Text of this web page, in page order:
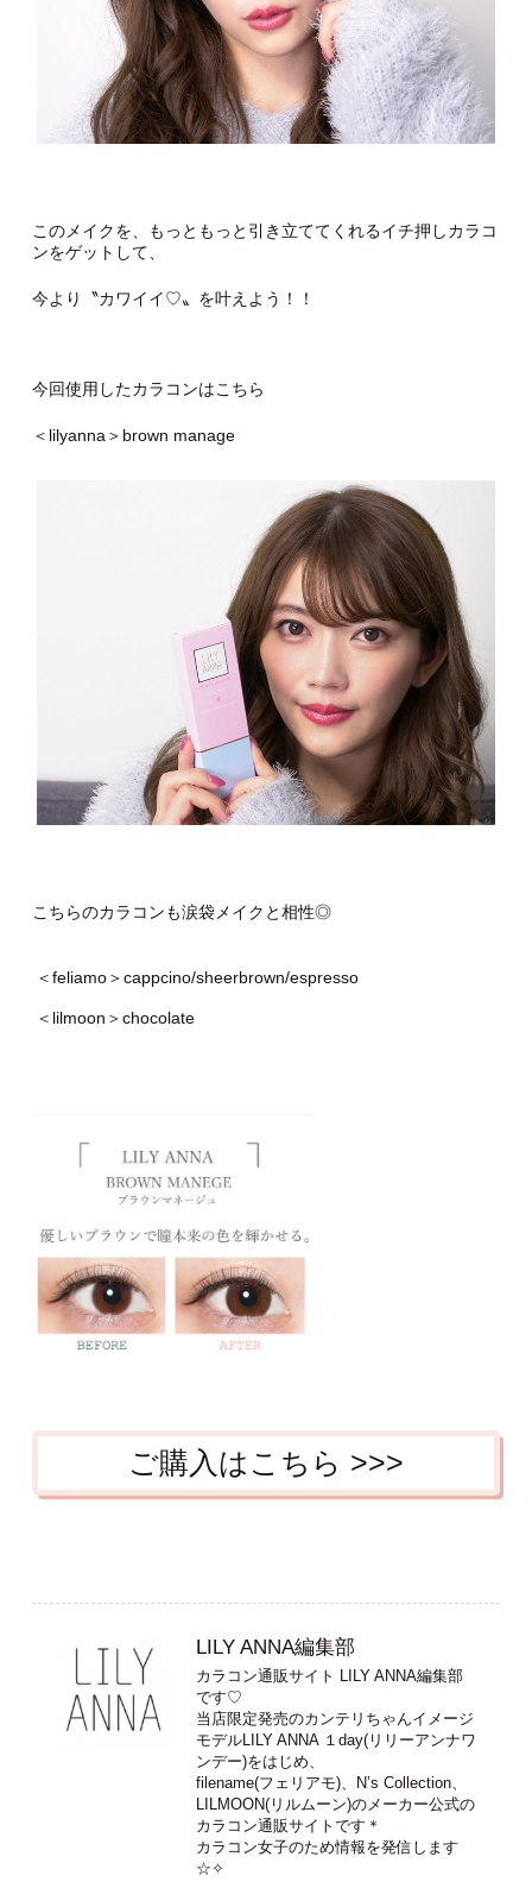
このメイクを、もっともっと引き立ててくれるイチ押しカラコ
ンをゲットして、
今より〝カワイイ♡〟を叶えよう！！
今回使用したカラコンはこちら
＜lilyanna＞brown manage
こちらのカラコンも涙袋メイクと相性◎
＜feliamo＞cappcino/sheerbrown/espresso
＜lilmoon＞chocolate
ご購入はこちら >>>
LILY ANNA編集部
カラコン通販サイト LILY ANNA編集部
です♡
当店限定発売のカンテリちゃんイメージ
モデルLILY ANNA １day(リリーアンナワ
ンデー)をはじめ、
filename(フェリアモ)、N’s Collection、
LILMOON(リルムーン)のメーカー公式の
カラコン通販サイトです＊
カラコン女子のため情報を発信します
☆✧